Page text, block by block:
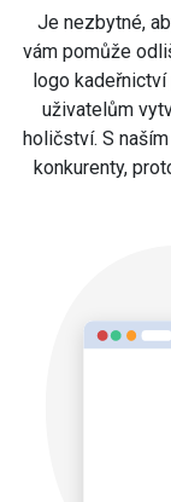
Je nezbytné,
vám pomůže
logo
uživatelům
holičství. S naším
konkurenty,